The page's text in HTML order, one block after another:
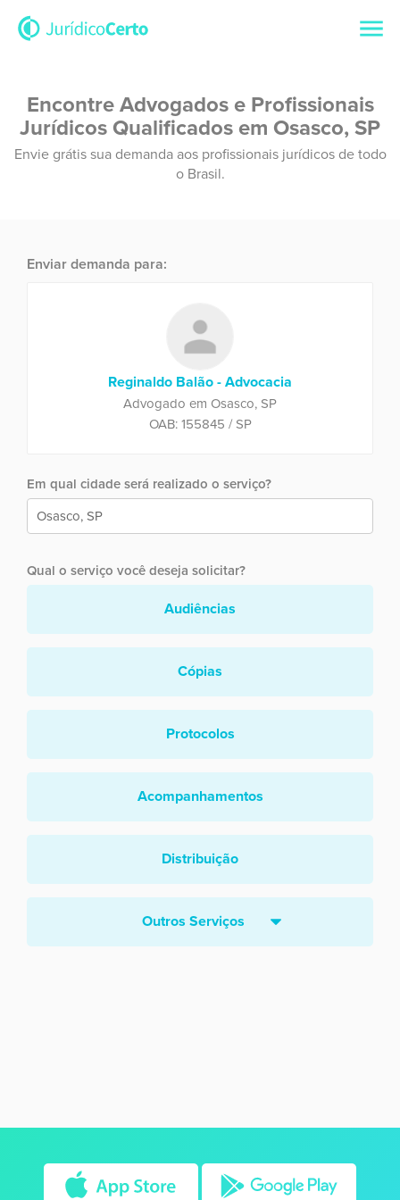
Encontre Advogados e Profissionais
Jurídicos Qualificados em Osasco, SP
Envie grátis sua demanda aos profissionais jurídicos de todo
o Brasil.
Enviar demanda para:
Reginaldo Balão - Advocacia
Advogado em Osasco, SP
OAB: 155845 / SP
Em qual cidade será realizado o serviço?
Qual o serviço você deseja solicitar?
Audiências
Cópias
Protocolos
Acompanhamentos
Distribuição
Outros Serviços